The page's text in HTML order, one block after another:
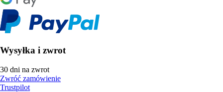
Wysyłka i zwrot
30 dni na zwrot
Zwróć zamówienie
Trustpilot